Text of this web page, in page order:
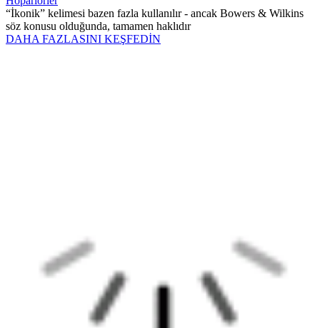
“İkonik” kelimesi bazen fazla kullanılır - ancak Bowers & Wilkins
söz konusu olduğunda, tamamen haklıdır
DAHA FAZLASINI KEŞFEDİN